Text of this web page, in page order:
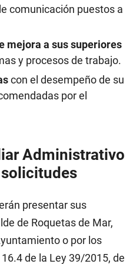
comunicación puestos a
mejora a sus superiores
y procesos de trabajo.
con el desempeño de su
por el
Administrativo
presentar sus
de Roquetas de Mar,
o por los
de la Ley 39/2015, de